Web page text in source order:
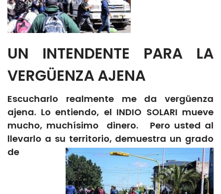
UN INTENDENTE PARA LA
VERGÜENZA AJENA
Escucharlo realmente me da vergüenza
ajena. Lo entiendo, el INDIO SOLARI mueve
mucho, muchísimo dinero. Pero usted al
llevarlo a su territorio, demuestra un grado
de